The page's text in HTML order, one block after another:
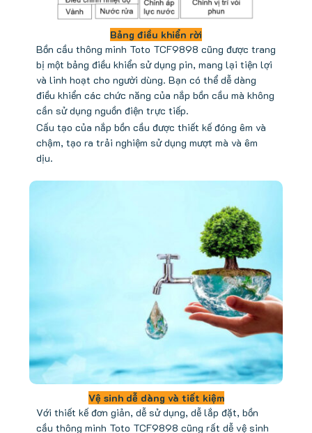
Bảng điều khiển rời
Bồn cầu thông minh Toto TCF9898 cũng được trang
bị một bảng điều khiển sử dụng pin, mang lại tiện lợi
và linh hoạt cho người dùng. Bạn có thể dễ dàng
điều khiển các chức năng của nắp bồn cầu mà không
cần sử dụng nguồn điện trực tiếp.
Cấu tạo của nắp bồn cầu được thiết kế đóng êm và
chậm, tạo ra trải nghiệm sử dụng mượt mà và êm
dịu.
Vệ sinh dễ dàng và tiết kiệm
Với thiết kế đơn giản, dễ sử dụng, dễ lắp đặt, bồn
cầu thông minh Toto TCF9898 cũng rất dễ vệ sinh